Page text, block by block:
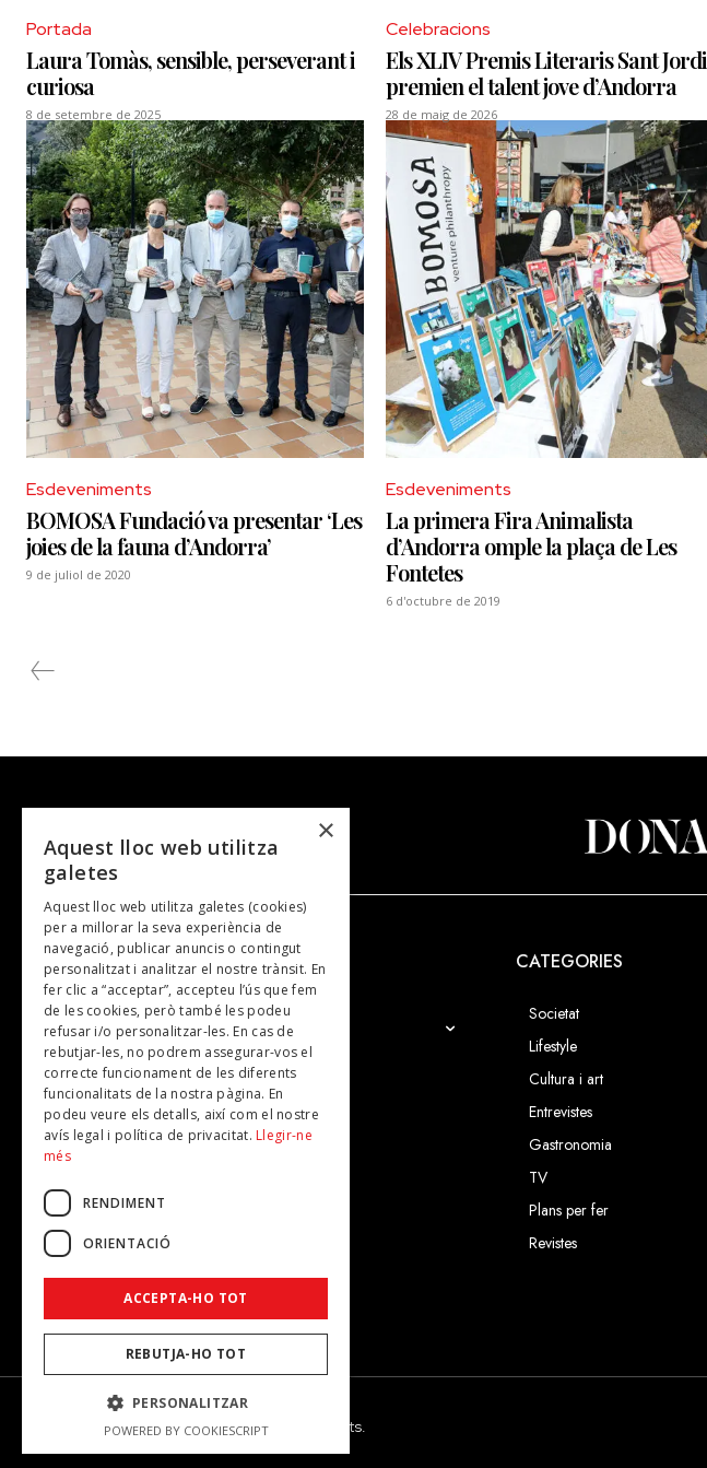
Portada
Laura Tomàs, sensible, perseverant i
curiosa
8 de setembre de 2025
Celebracions
Els XLIV Premis Literaris Sant Jordi
premien el talent jove d’Andorra
28 de maig de 2026
Esdeveniments
BOMOSA Fundació va presentar ‘Les
joies de la fauna d’Andorra’
9 de juliol de 2020
Esdeveniments
La primera Fira Animalista
d’Andorra omple la plaça de Les
Fontetes
6 d'octubre de 2019
NOSALTRES
El Grup
Contacte
Subscripcions
Publicitat
CATEGORIES
Societat
Lifestyle
Cultura i art
Entrevistes
Gastronomia
TV
Plans per fer
Revistes
© 2026 - Dona Secret - Tots els drets reservats.
×
Aquest lloc web utilitza
galetes
Aquest lloc web utilitza galetes (cookies)
per a millorar la seva experiència de
navegació, publicar anuncis o contingut
personalitzat i analitzar el nostre trànsit. En
fer clic a “acceptar”, accepteu l’ús que fem
de les cookies, però també les podeu
refusar i/o personalitzar-les. En cas de
rebutjar-les, no podrem assegurar-vos el
correcte funcionament de les diferents
funcionalitats de la nostra pàgina. En
podeu veure els detalls, així com el nostre
avís legal i política de privacitat. Llegir-ne
més
RENDIMENT
ORIENTACIÓ
ACCEPTA-HO TOT
REBUTJA-HO TOT
PERSONALITZAR
POWERED BY COOKIESCRIPT